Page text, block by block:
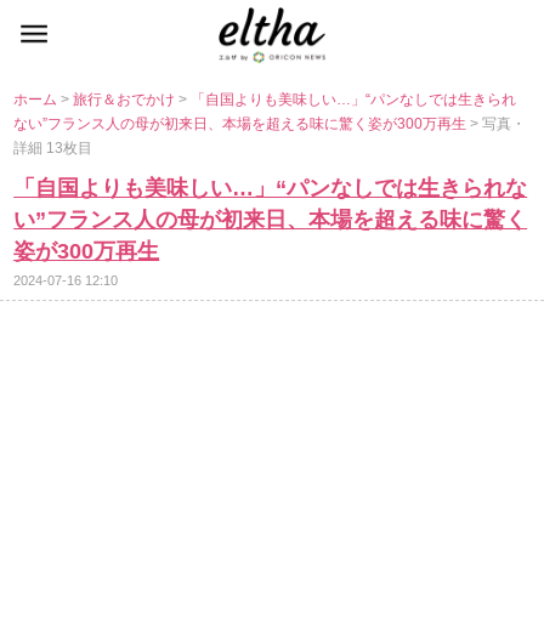
ホーム>旅行＆おでかけ>
「自国よりも美味しい…」“パンなしでは生きられ
ない”フランス人の母が初来日、本場を超える味に驚く姿が300万再生> 写真・
詳細 13枚目
「自国よりも美味しい…」“パンなしでは生きられな
い”フランス人の母が初来日、本場を超える味に驚く
姿が300万再生
2024-07-16 12:10